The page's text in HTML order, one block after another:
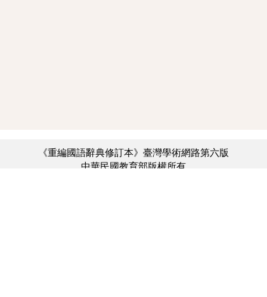
《重編國語辭典修訂本》臺灣學術網路第六版
中華民國教育部版權所有